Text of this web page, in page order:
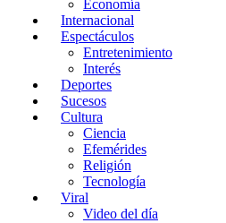
Economía
Internacional
Espectáculos
Entretenimiento
Interés
Deportes
Sucesos
Cultura
Ciencia
Efemérides
Religión
Tecnología
Viral
Video del día